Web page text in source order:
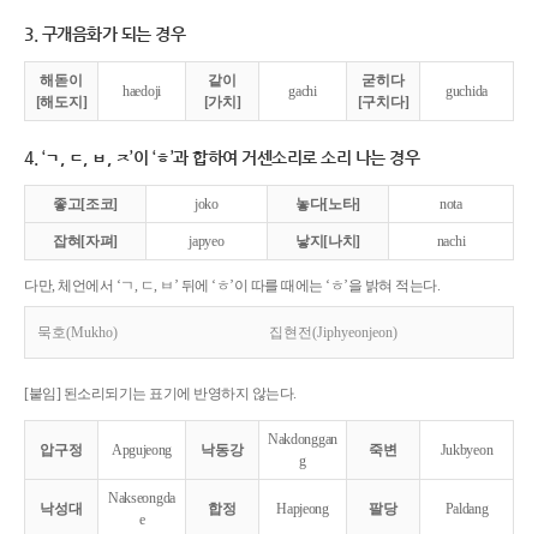
3. 구개음화가 되는 경우
해돋이
[해도지]
haedoji
같이
[가치]
gachi
굳히다
[구치다]
guchida
4. ‘ㄱ, ㄷ, ㅂ, ㅈ’이 ‘ㅎ’과 합하여 거센소리로 소리 나는 경우
좋고[조코] joko 놓다[노타] nota
잡혀[자펴] japyeo 낳지[나치] nachi
다만, 체언에서 ‘ㄱ, ㄷ, ㅂ’ 뒤에 ‘ㅎ’이 따를 때에는 ‘ㅎ’을 밝혀 적는다.
묵호(Mukho) 집현전(Jiphyeonjeon)
[붙임] 된소리되기는 표기에 반영하지 않는다.
압구정 Apgujeong 낙동강
Nakdonggan
g
죽변 Jukbyeon
낙성대
Nakseongda
e
합정 Hapjeong 팔당 Paldang